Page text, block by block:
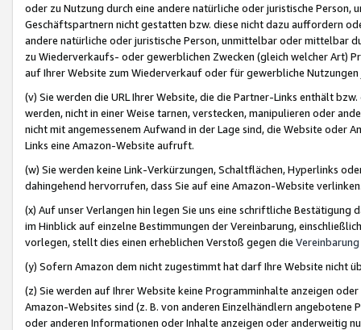
oder zu Nutzung durch eine andere natürliche oder juristische
Geschäftspartnern nicht gestatten bzw. diese nicht dazu auffordern
andere natürliche oder juristische Person, unmittelbar oder mittelbar
zu Wiederverkaufs- oder gewerblichen Zwecken (gleich welcher Art)
auf Ihrer Website zum Wiederverkauf oder für gewerbliche
(v) Sie werden die URL Ihrer Website, die die Partner-Links enthält
werden, nicht in einer Weise tarnen, verstecken, manipulieren oder
nicht mit angemessenem Aufwand in der Lage sind, die Website oder
Links eine Amazon-Website aufruft.
(w) Sie werden keine Link-Verkürzungen, Schaltflächen, Hyperlinks
dahingehend hervorrufen, dass Sie auf eine Amazon-Website
(x) Auf unser Verlangen hin legen Sie uns eine schriftliche
im Hinblick auf einzelne Bestimmungen der Vereinbarung,
vorlegen, stellt dies einen erheblichen Verstoß gegen die Vereinbarung
(y) Sofern Amazon dem nicht zugestimmt hat darf Ihre Website nicht
(z) Sie werden auf Ihrer Website keine Programminhalte anzeigen
Amazon-Websites sind (z. B. von anderen Einzelhändlern
oder anderen Informationen oder Inhalte anzeigen oder anderweitig